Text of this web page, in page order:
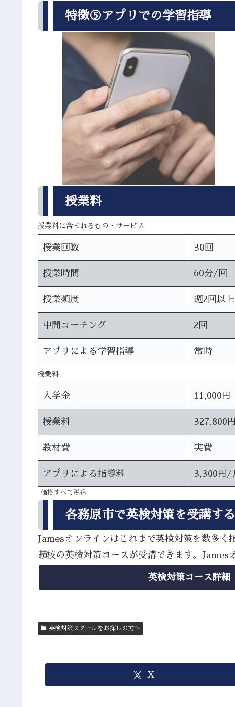
特徴⑤アプリでの学習指導
授業料
授業料に含まれるもの・サービス
授業回数 30回
授業時間 60分/回
授業頻度 週2回以上
中間コーチング 2回
アプリによる学習指導 常時
授業料
入学金 11,000円
授業料 327,800円
教材費 実費
アプリによる指導料 3,300円/
価格すべて税込
各務原市で英検対策を受講す
Jamesオンラインはこれまで英検対策を数多
績校の英検対策コースが受講できます。James
英検対策コース詳細
英検対策スクールをお探しの方へ
X